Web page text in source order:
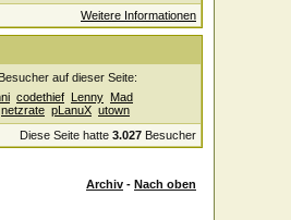
Weitere Informationen
auf dieser Seite:
codethief Lenny Mad
netzrate pLanuX utown
Diese Seite hatte 3.027 Besucher
Archiv - Nach oben